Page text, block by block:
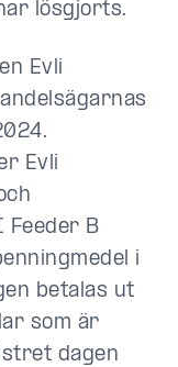
lösgjorts.
Evli
andelsägarnas
Evli
Feeder B
i
betalas ut
som är
dagen